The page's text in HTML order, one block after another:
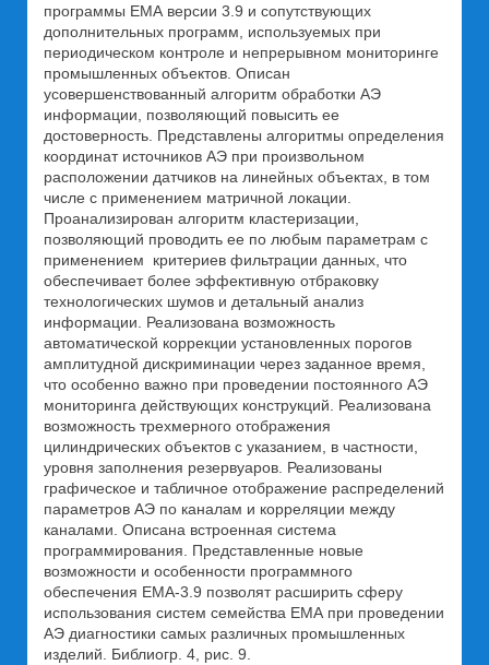
программы ЕМА версии 3.9 и сопутствующих
дополнительных программ, используемых при
периодическом контроле и непрерывном мониторинге
промышленных объектов. Описан
усовершенствованный алгоритм обработки АЭ
информации, позволяющий повысить ее
достоверность. Представлены алгоритмы определения
координат источников АЭ при произвольном
расположении датчиков на линейных объектах, в том
числе с применением матричной локации.
Проанализирован алгоритм кластеризации,
позволяющий проводить ее по любым параметрам с
применением критериев фильтрации данных, что
обеспечивает более эффективную отбраковку
технологических шумов и детальный анализ
информации. Реализована возможность
автоматической коррекции установленных порогов
амплитудной дискриминации через заданное время,
что особенно важно при проведении постоянного АЭ
мониторинга действующих конструкций. Реализована
возможность трехмерного отображения
цилиндрических объектов с указанием, в частности,
уровня заполнения резервуаров. Реализованы
графическое и табличное отображение распределений
параметров АЭ по каналам и корреляции между
каналами. Описана встроенная система
программирования. Представленные новые
возможности и особенности программного
обеспечения ЕМА-3.9 позволят расширить сферу
использования систем семейства ЕМА при проведении
АЭ диагностики самых различных промышленных
изделий. Библиогр. 4, рис. 9.